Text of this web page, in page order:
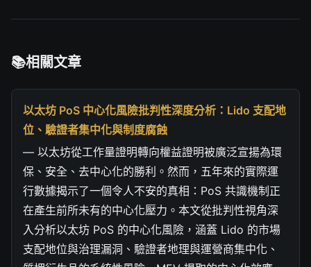
相關文章
以太坊 PoS 中心化風險批判性深度分析：Lido 支配地
位、驗證者集中化與制度腐蝕
— 以太坊從工作量證明轉向權益證明被廣泛宣揚為環
保、安全、去中心化的勝利。然而，五年來的實際運
行數據揭示了一個令人不安的真相：PoS 共識機制正
在產生前所未有的中心化壓力。本文從批判性視角深
入分析以太坊 PoS 的中心化風險，涵蓋 Lido 的市場
支配地位與治理漏洞、驗證者地理與運營商集中化、